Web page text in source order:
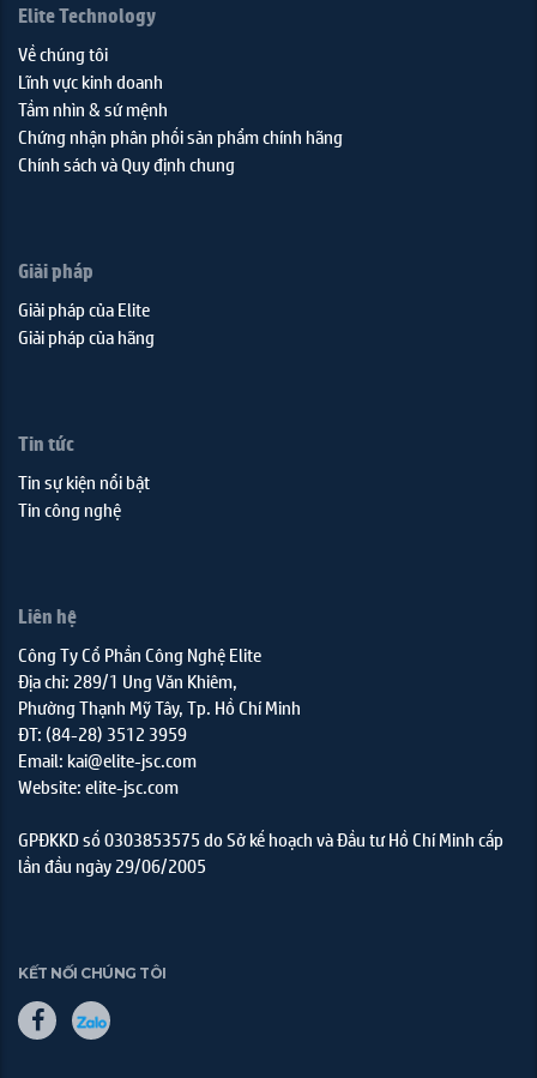
Elite Technology
Về chúng tôi
Lĩnh vực kinh doanh
Tầm nhìn & sứ mệnh
Chứng nhận phân phối sản phẩm chính hãng
Chính sách và Quy định chung
Giải pháp
Giải pháp của Elite
Giải pháp của hãng
Tin tức
Tin sự kiện nổi bật
Tin công nghệ
Liên hệ
Công Ty Cổ Phần Công Nghệ Elite
Địa chỉ: 289/1 Ung Văn Khiêm,
Phường Thạnh Mỹ Tây, Tp. Hồ Chí Minh
ĐT: (84-28) 3512 3959
Email: kai@elite-jsc.com
Website: elite-jsc.com
GPĐKKD số 0303853575 do Sở kế hoạch và Đầu tư Hồ Chí Minh cấp
lần đầu ngày 29/06/2005
KẾT NỐI CHÚNG TÔI